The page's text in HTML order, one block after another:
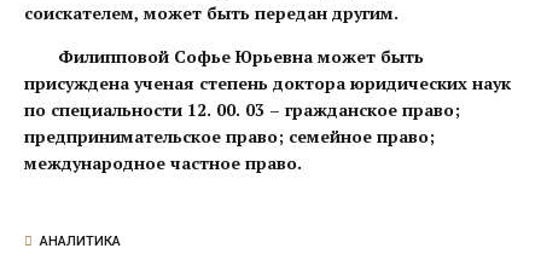
соискателем, может быть передан другим.
Филипповой Софье Юрьевна может быть
присуждена ученая степень доктора юридических наук
по специальности 12. 00. 03 – гражданское право;
предпринимательское право; семейное право;
международное частное право.
АНАЛИТИКА